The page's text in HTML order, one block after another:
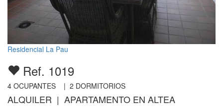
Residencial La Pau
Ref. 1019
4 OCUPANTES | 2 DORMITORIOS
ALQUILER | APARTAMENTO EN ALTEA